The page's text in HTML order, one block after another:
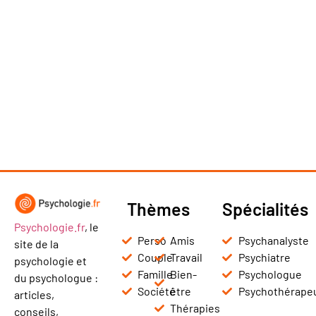
Psychologie.fr, le
site de la
psychologie et
du psychologue :
articles,
conseils,
Thèmes
Perso
Couple
Famille
Société
Amis
Travail
Bien-
être
Thérapies
Spécialités
Psychanalyste
Psychiatre
Psychologue